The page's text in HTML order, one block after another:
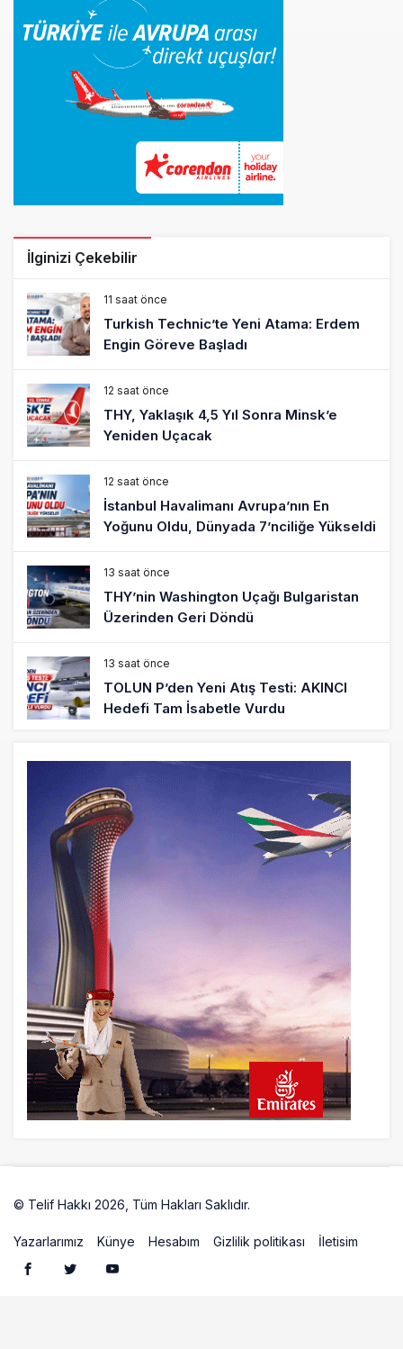
İlginizi Çekebilir
11 saat önce
Turkish Technic’te Yeni Atama: Erdem
Engin Göreve Başladı
12 saat önce
THY, Yaklaşık 4,5 Yıl Sonra Minsk’e
Yeniden Uçacak
12 saat önce
İstanbul Havalimanı Avrupa’nın En
Yoğunu Oldu, Dünyada 7’nciliğe Yükseldi
13 saat önce
THY’nin Washington Uçağı Bulgaristan
Üzerinden Geri Döndü
13 saat önce
TOLUN P’den Yeni Atış Testi: AKINCI
Hedefi Tam İsabetle Vurdu
Türkiye’nin Milli Motor Projelerinde Yeni
Dönem: TEI TEKNOLOJİ Kuruldu
© Telif Hakkı 2026, Tüm Hakları Saklıdır.
Yazarlarımız Künye Hesabım Gizlilik politikası İletisim